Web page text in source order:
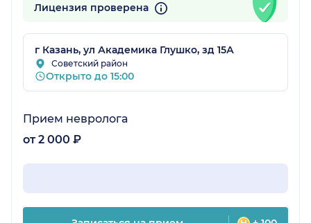
Лицензия проверена
г Казань, ул Академика Глушко, зд 15А
Советский район
Открыто до 15:00
Прием невролога
от 2 000 ₽